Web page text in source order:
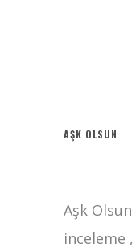
AŞK OLSUN
Aşk
inceleme